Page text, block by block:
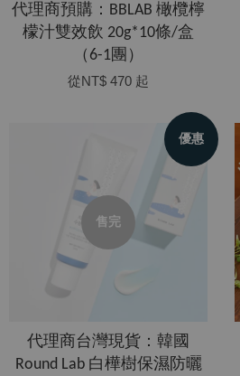
代理商預購：BBLAB 橄欖檸
檬汁雙效飲 20g*10條/盒
（6-1團）
從NT$ 470 起
優惠
售完
代理商台灣現貨：韓國
Round Lab 白樺樹保濕防曬